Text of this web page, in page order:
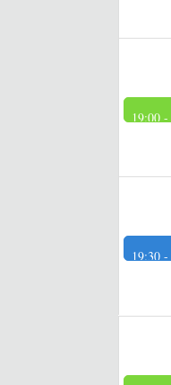
19:00 -
19:30 -